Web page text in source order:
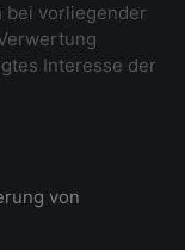
bei vorliegender
Interesse der
von